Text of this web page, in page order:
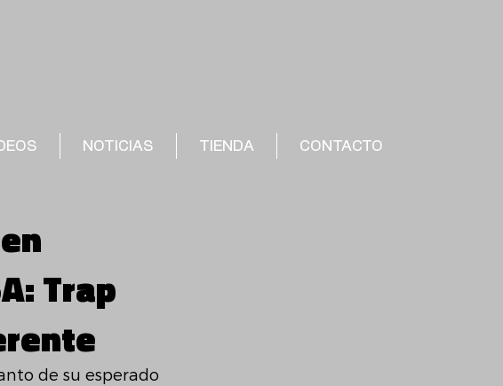
NOTICIAS TIENDA CONTACTO
Trap
de su esperado